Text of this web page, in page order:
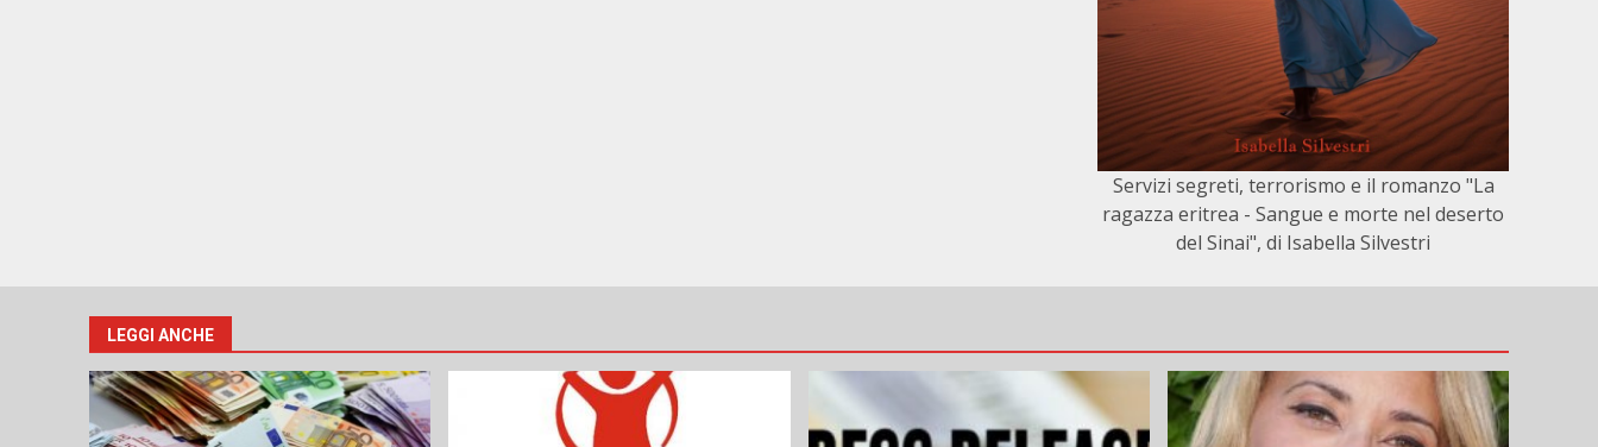
Servizi segreti, terrorismo e il romanzo "La
ragazza eritrea - Sangue e morte nel deserto
del Sinai", di Isabella Silvestri
LEGGI ANCHE